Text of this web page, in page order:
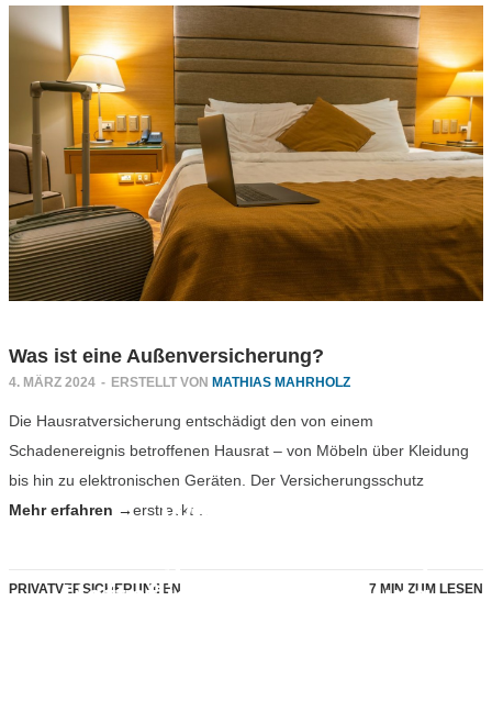
Was ist ein
Haftpflichtversicherung
Was ist eine Außenversicherung?
4. MÄRZ 2024 - ERSTELLT VON MATHIAS MAHRHOLZ
Die Hausratversicherung entschädigt den von einem
Schadenereignis betroffenen Hausrat – von Möbeln über Kleidung
bis hin zu elektronischen Geräten. Der Versicherungsschutz
erstreckt…
Mehr erfahren →
PRIVATVERSICHERUNGEN 7 MIN ZUM LESEN